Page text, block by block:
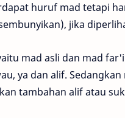
mad asli dan mad
ya dan alif.
tambahan alif atau